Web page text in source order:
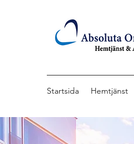
Startsida Hemtjänst